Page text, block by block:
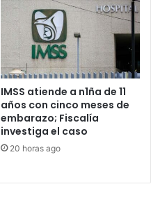
IMSS atiende a n1ña de 11
años con cinco meses de
embarazo; Fiscalía
investiga el caso
20 horas ago